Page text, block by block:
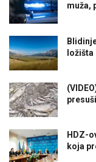
muža,
HDZ-
koja